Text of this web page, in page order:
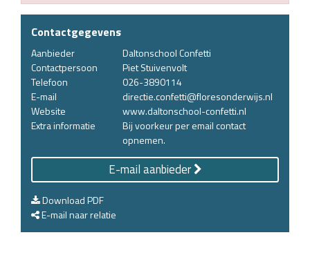
Contactgegevens
Aanbieder
Daltonschool Confetti
Contactpersoon
Piet Stuivenvolt
Telefoon
026-3890114
E-mail
directie.confetti@floresonderwijs.nl
Website
www.daltonschool-confetti.nl
Extra informatie
Bij voorkeur per email contact
opnemen.
E-mail aanbieder
Download PDF
E-mail naar relatie